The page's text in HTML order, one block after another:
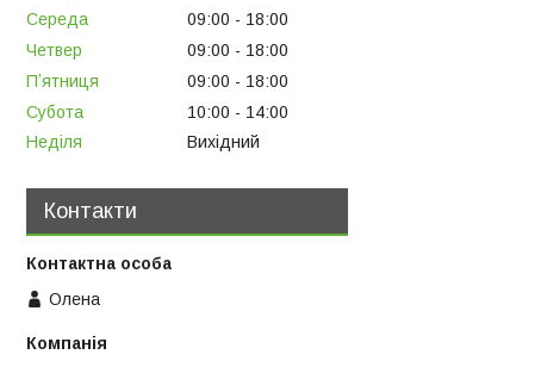
Середа
09:00
18:00
Четвер
09:00
18:00
Пʼятниця
09:00
18:00
Субота
10:00
14:00
Неділя
Вихідний
Контакти
Олена